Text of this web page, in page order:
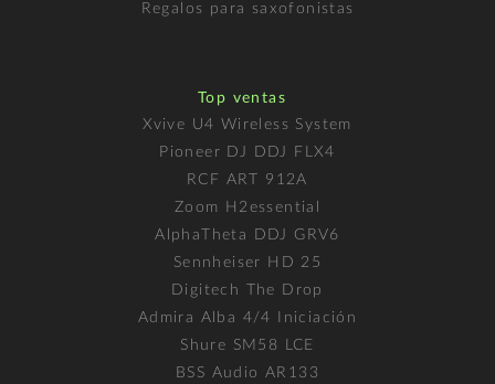
Regalos para saxofonistas
Top ventas
Xvive U4 Wireless System
Pioneer DJ DDJ FLX4
RCF ART 912A
Zoom H2essential
AlphaTheta DDJ GRV6
Sennheiser HD 25
Digitech The Drop
Admira Alba 4/4 Iniciación
Shure SM58 LCE
BSS Audio AR133